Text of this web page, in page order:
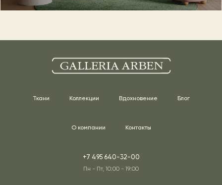
Ткани Коллекции Вдохновение Блог
О компании Контакты
+7 495 640-32-00
Пн - Пт, 10:00 - 19:00